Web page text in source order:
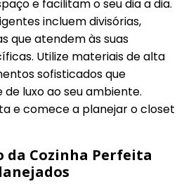
e facilitam o seu dia a dia.
incluem divisórias,
que atendem às suas
Utilize materiais de alta
sofisticados que
luxo ao seu ambiente.
e comece a planejar o closet
da Cozinha Perfeita